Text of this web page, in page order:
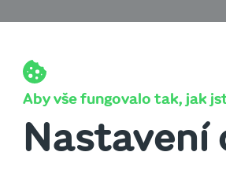
Pro podnikatele.
Aby vše fungovalo tak, jak
Nastavení